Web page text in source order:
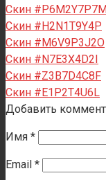
Скин
Скин #H2N1T9Y4P
Скин #M6V9P3J2O
Скин #N7E3X4D2I
Скин #Z3B7D4C8F
Скин #E1P2T4U6L
Добавить
Имя *
Email *